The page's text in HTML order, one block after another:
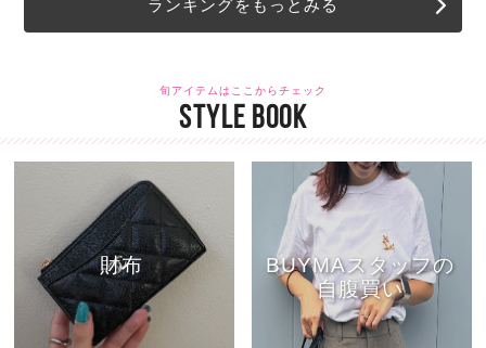
ランキングをもっとみる
旬アイテムはここからチェック
STYLE BOOK
財布
BUYMAスタッフの
自腹買い